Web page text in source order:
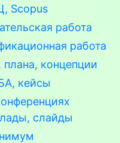
Scopus
работа
работа
концепции
кейсы
слайды